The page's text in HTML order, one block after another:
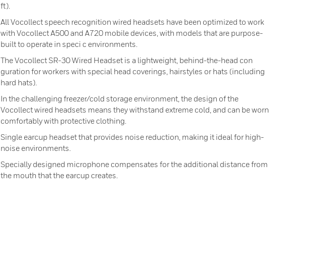
ft).
All Vocollect speech recognition wired headsets have been optimized to work
with Vocollect A500 and A720 mobile devices, with models that are purpose-
built to operate in speci c environments.
The Vocollect SR-30 Wired Headset is a lightweight, behind-the-head con
guration for workers with special head coverings, hairstyles or hats (including
hard hats).
In the challenging freezer/cold storage environment, the design of the
Vocollect wired headsets means they withstand extreme cold, and can be worn
comfortably with protective clothing.
Single earcup headset that provides noise reduction, making it ideal for high-
noise environments.
Specially designed microphone compensates for the additional distance from
the mouth that the earcup creates.